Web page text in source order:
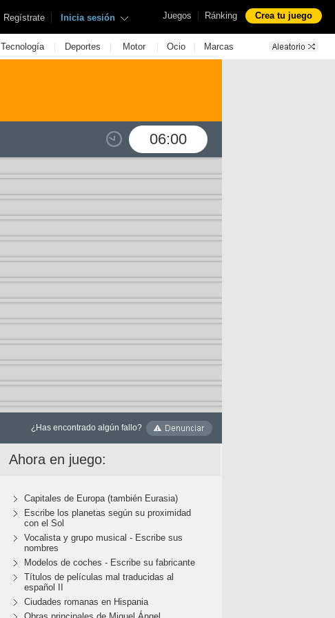
Juegos | Ránking Crea tu juego
Regístrate | Inicia sesión
Tecnología | Deportes | Motor | Ocio | Marcas
06:00
¿Has encontrado algún fallo?
Ahora en juego:
Capitales de Europa (también Eurasia)
Escribe los planetas según su proximidad
con el Sol
Vocalista y grupo musical - Escribe sus
nombres
Modelos de coches - Escribe su fabricante
Títulos de películas mal traducidas al
español II
Ciudades romanas en Hispania